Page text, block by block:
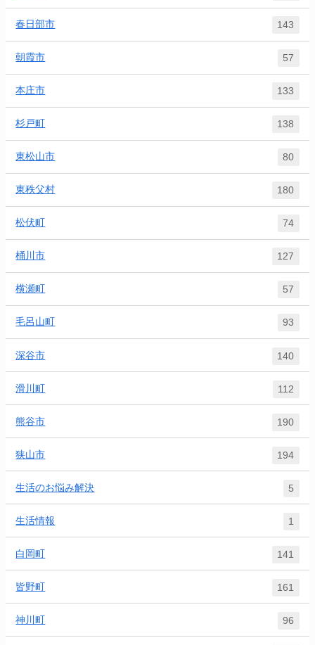
春日部市 143
朝霞市 57
本庄市 133
杉戸町 138
東松山市 80
東秩父村 180
松伏町 74
桶川市 127
横瀬町 57
毛呂山町 93
深谷市 140
滑川町 112
熊谷市 190
狭山市 194
生活のお悩み解決 5
生活情報 1
白岡町 141
皆野町 161
神川町 96